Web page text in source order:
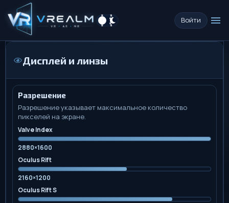
Войти menu
Дисплей и линзы
Разрешение
Разрешение указывает максимальное количество
пикселей на экране.
Valve Index
2880×1600
Oculus Rift
2160×1200
Oculus Rift S